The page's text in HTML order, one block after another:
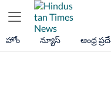
హోం న్యూస్ ఆంధ్ర